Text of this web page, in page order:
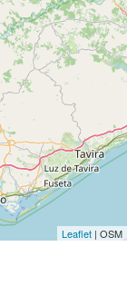
Leaflet | OSM